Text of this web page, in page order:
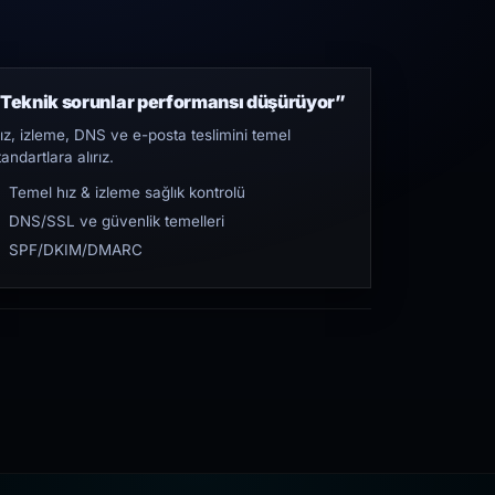
sorunlar performansı düşürüyor”
izleme, DNS ve e-posta teslimini temel
alırız.
Temel hız & izleme sağlık kontrolü
DNS/SSL ve güvenlik temelleri
SPF/DKIM/DMARC